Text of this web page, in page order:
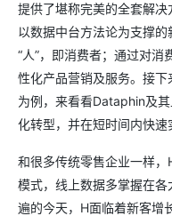
提供了堪称完美的全套解决
以数据中台方法论为支撑
“人”，即消费者；通过对
性化产品营销及服务。接
为例，来看看Dataphin及
化转型，并在短时间内快速
和很多传统零售企业一样
模式，线上数据多掌握在
遍的今天，H面临着新客增